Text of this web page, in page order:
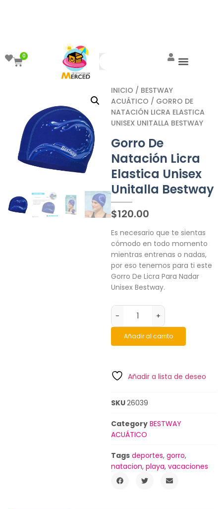
0
INICIO / BESTWAY
ACUÁTICO / GORRO DE
NATACIÓN LICRA ELASTICA
UNISEX UNITALLA BESTWAY
Gorro De
Natación Licra
Elastica Unisex
Unitalla Bestway
$120.00
Es necesario que te sientas
cómodo en todo momento
mientras entrenas o nadas,
por eso tenemos para ti este
Gorro De Licra Para Nadar
Unisex Bestway.
- +
Añadir al carrito
Añadir a lista de deseo
SKU26039
Category BESTWAY
ACUÁTICO
Tags deportes, gorro,
natacion, playa, vacaciones